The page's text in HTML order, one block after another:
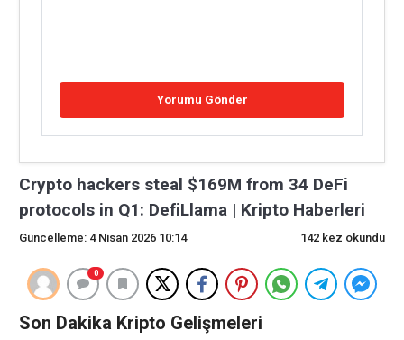
Crypto hackers steal $169M from 34 DeFi
protocols in Q1: DefiLlama | Kripto Haberleri
Güncelleme: 4 Nisan 2026 10:14 142 kez okundu
0
Son Dakika Kripto Gelişmeleri